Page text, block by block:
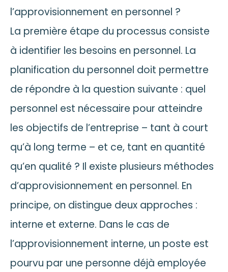
l’approvisionnement en personnel ?
La première étape du processus consiste
à identifier les besoins en personnel. La
planification du personnel doit permettre
de répondre à la question suivante : quel
personnel est nécessaire pour atteindre
les objectifs de l’entreprise – tant à court
qu’à long terme – et ce, tant en quantité
qu’en qualité ? Il existe plusieurs méthodes
d’approvisionnement en personnel. En
principe, on distingue deux approches :
interne et externe. Dans le cas de
l’approvisionnement interne, un poste est
pourvu par une personne déjà employée